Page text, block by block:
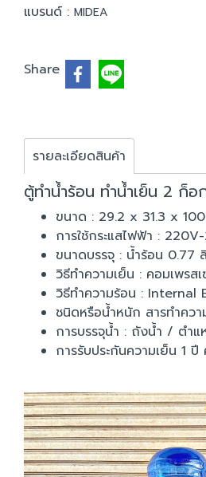
แบรนด์ : MIDEA
Share
รายละเอียดสินค้า
ตู้ทำน้ำร้อน ทำน้ำเย็น 2 ก็อ
ขนาด : 29.2 x 31.3 x
การใช้กระแสไฟฟ้า :
ขนาดบรรจุ : น้ำร้อน 0.77
วิธีทำความเย็น : คอมเพรสเ
วิธีทำความร้อน : Internal
ชนิดหรือน้ำหนัก สารทำคว
การบรรจุน้ำ : ถังน้ำ / ตำ
การรับประกันความเย็น 1 ปี